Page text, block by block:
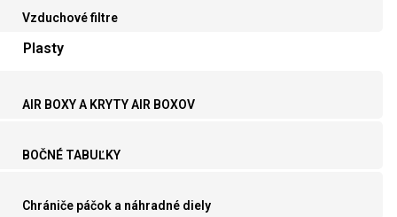
Vzduchové filtre
Plasty
AIR BOXY A KRYTY AIR BOXOV
BOČNÉ TABUĽKY
Chrániče páčok a náhradné diely